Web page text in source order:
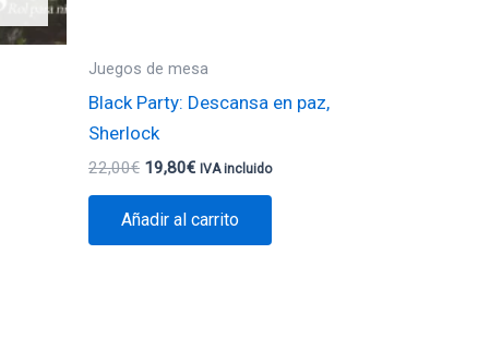
Juegos de mesa
Black Party: Descansa en paz,
Sherlock
22,00€ 19,80€ IVA incluido
Añadir al carrito